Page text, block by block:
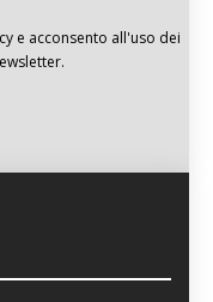
e acconsento all'uso dei